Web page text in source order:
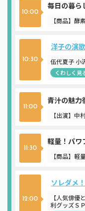
10:00
毎日の暮ら
【商品】酵
10:30
洋子の演
伍代夏子 小
くわしく見
11:00
青汁の魅力
【出演】中
11:30
軽量！パワ
【商品】軽
12:00
ソレダメ
【人気俳
利グッズＳＰ